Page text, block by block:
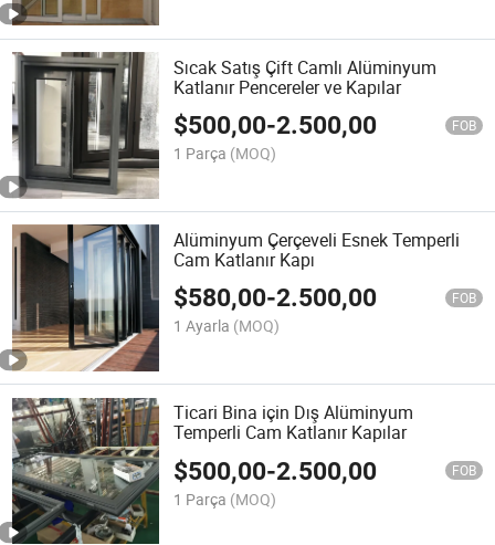
Sıcak Satış Çift Camlı Alüminyum
Katlanır Pencereler ve Kapılar
$500,00-2.500,00 FOB
1 Parça (MOQ)
Alüminyum Çerçeveli Esnek Temperli
Cam Katlanır Kapı
$580,00-2.500,00 FOB
1 Ayarla (MOQ)
Ticari Bina için Dış Alüminyum
Temperli Cam Katlanır Kapılar
$500,00-2.500,00 FOB
1 Parça (MOQ)